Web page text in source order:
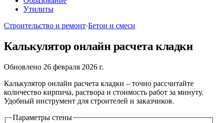
Утилиты
Строительство и ремонт·Бетон и смеси
Калькулятор онлайн расчета кладки
Обновлено 26 февраля 2026 г.
Калькулятор онлайн расчета кладки – точно рассчитайте
количество кирпича, раствора и стоимость работ за минуту.
Удобный инструмент для строителей и заказчиков.
Параметры стены